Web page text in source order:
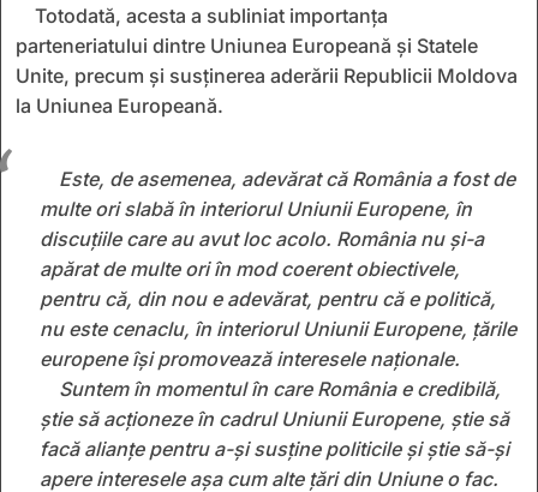
Totodată, acesta a subliniat importanța
parteneriatului dintre Uniunea Europeană și Statele
Unite, precum și susținerea aderării Republicii Moldova
la Uniunea Europeană.
Este, de asemenea, adevărat că România a fost de
multe ori slabă în interiorul Uniunii Europene, în
discuțiile care au avut loc acolo. România nu și-a
apărat de multe ori în mod coerent obiectivele,
pentru că, din nou e adevărat, pentru că e politică,
nu este cenaclu, în interiorul Uniunii Europene, țările
europene își promovează interesele naționale.
Suntem în momentul în care România e credibilă,
știe să acționeze în cadrul Uniunii Europene, știe să
facă alianțe pentru a-și susține politicile și știe să-și
apere interesele așa cum alte țări din Uniune o fac.